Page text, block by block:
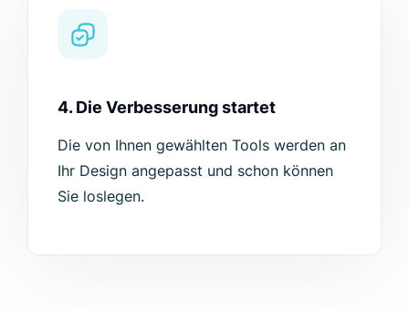
4. Die Verbesserung startet
Die von Ihnen gewählten Tools werden an
Ihr Design angepasst und schon können
Sie loslegen.